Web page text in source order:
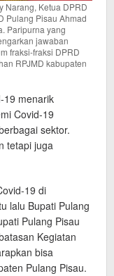
Narang, Ketua DPRD
Pulang Pisau Ahmad
Paripurna yang
jawaban
fraksi-fraksi DPRD
RPJMD kabupaten
19 menarik
Covid-19
sektor.
tetapi juga
19 di
lalu Bupati Pulang
Pulang Pisau
Kegiatan
bisa
Pulang Pisau.